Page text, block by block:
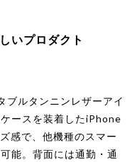
いプロダクト
ブルタンニンレザーアイ
ースを装着したiPhone
感で、他機種のスマー
能。背面には通勤・通